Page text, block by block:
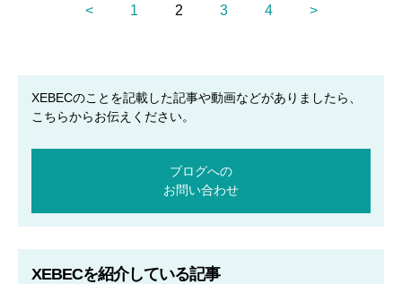
< 1 2 3 4 >
XEBECのことを記載した記事や動画などがありましたら、
こちらからお伝えください。
ブログへの
お問い合わせ
XEBECを紹介している記事